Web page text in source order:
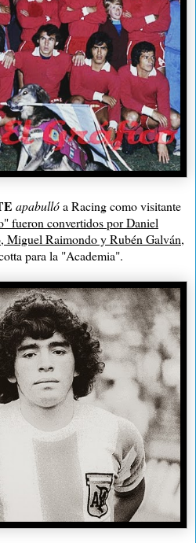
apabullóa Racing como visitante
fueron convertidos por Daniel
Miguel Raimondo y Rubén Galván,
para la "Academia".